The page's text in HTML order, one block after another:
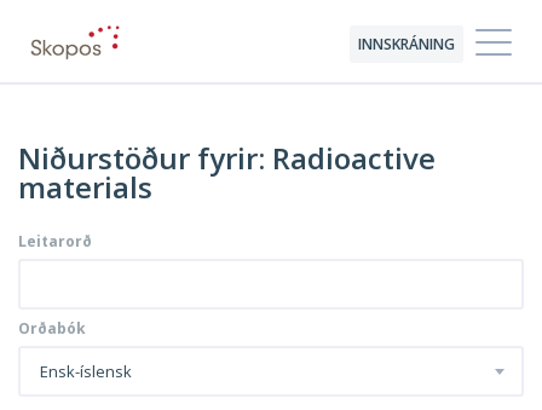
INNSKRÁNING
Niðurstöður fyrir: Radioactive
materials
Leitarorð
Orðabók
Ensk-íslensk